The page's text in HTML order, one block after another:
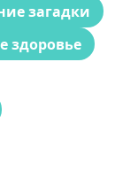
загадки
здоровье